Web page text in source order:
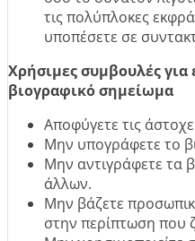
τις πολύπλοκες
υποπέσετε σε
Χρήσιμες συμβουλές για
βιογραφικό σημείωμα
Αποφύγετε τις
Μην υπογράφετε το
Μην αντιγράφετε τα
άλλων.
Μην βάζετε
στην περίπτωση που